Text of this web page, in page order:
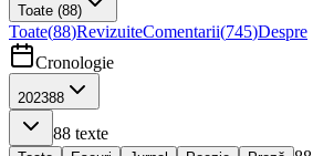
Toate (88)
Toate(88)RevizuiteComentarii(745)Despre
Cronologie
202388
88 texte